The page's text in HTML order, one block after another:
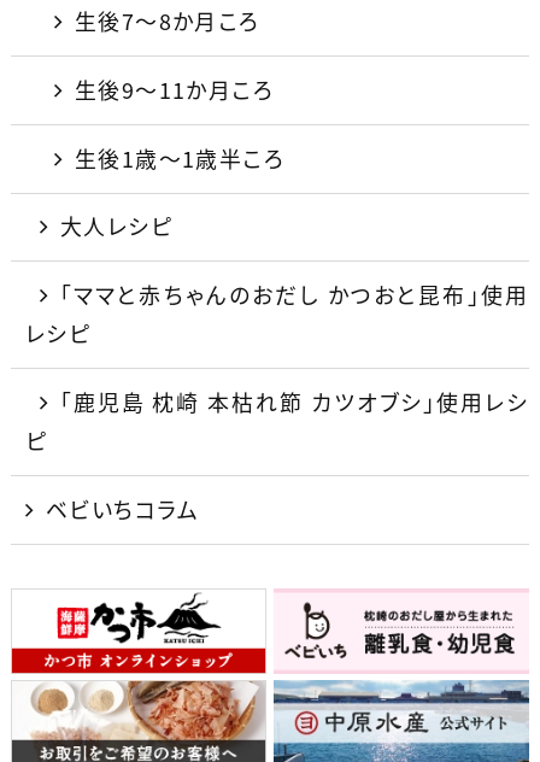
生後7〜8か月ころ
生後9〜11か月ころ
生後1歳〜1歳半ころ
大人レシピ
「ママと赤ちゃんのおだし かつおと昆布」使用
レシピ
「鹿児島 枕崎 本枯れ節 カツオブシ」使用レシ
ピ
ベビいちコラム